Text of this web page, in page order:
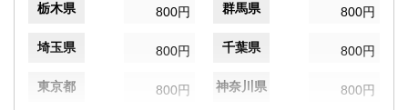
栃木県 800円 群馬県 800円
埼玉県 800円 千葉県 800円
東京都 800円 神奈川県 800円